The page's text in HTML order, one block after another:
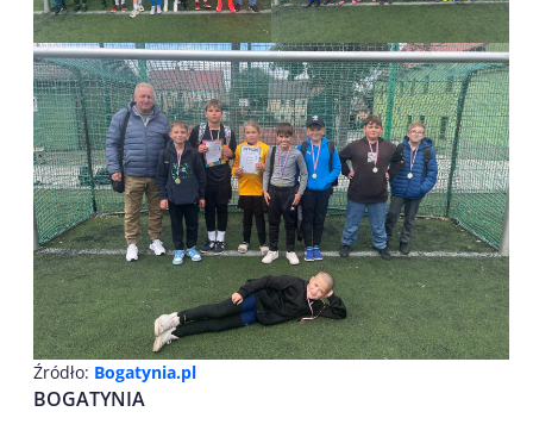
Źródło: Bogatynia.pl
BOGATYNIA